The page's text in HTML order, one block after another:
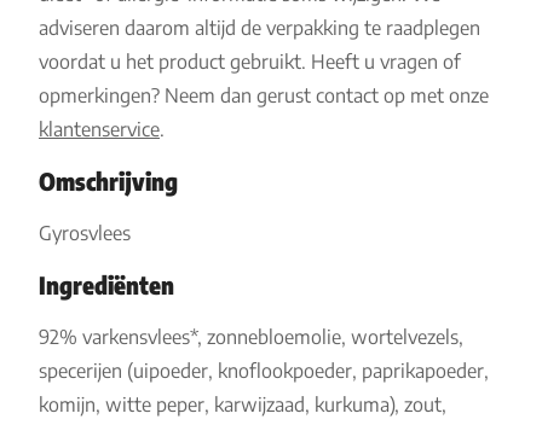
adviseren daarom altijd de verpakking te raadplegen
voordat u het product gebruikt. Heeft u vragen of
opmerkingen? Neem dan gerust contact op met onze
klantenservice.
Omschrijving
Gyrosvlees
Ingrediënten
92% varkensvlees*, zonnebloemolie, wortelvezels,
specerijen (uipoeder, knoflookpoeder, paprikapoeder,
komijn, witte peper, karwijzaad, kurkuma), zout,